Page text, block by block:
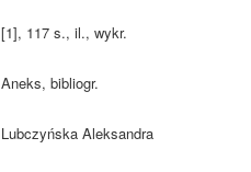
[1], 117 s., il., wykr.
Aneks, bibliogr.
Lubczyńska Aleksandra